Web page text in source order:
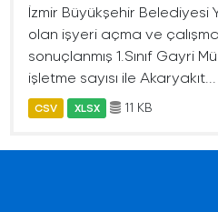
İzmir Büyükşehir Belediyesi
olan işyeri açma ve
sonuçlanmış 1.Sınıf Gayri
işletme sayısı ile Akaryakıt...
CSV XLSX 11 KB